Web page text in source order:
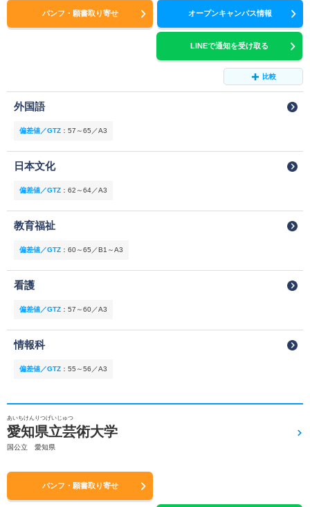
パンフ・願書取り寄せ オープンキャンパス情報
LINEで通知を受け取る
比較
外国語
偏差値／GTZ ： 57～65／A3
日本文化
偏差値／GTZ ： 62～64／A3
教育福祉
偏差値／GTZ ： 60～65／B1～A3
看護
偏差値／GTZ ： 57～60／A3
情報科
偏差値／GTZ ： 55～56／A3
あいちけんりつげいじゅつ
愛知県立芸術大学
国公立 愛知県
パンフ・願書取り寄せ